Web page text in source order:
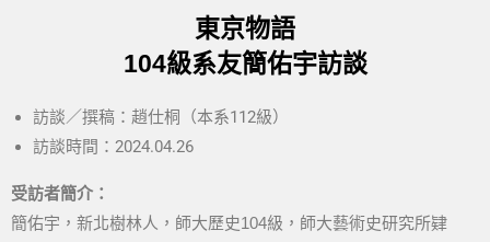
東京物語
104級系友簡佑宇訪談
訪談／撰稿：趙仕桐（本系112級）
訪談時間：2024.04.26
受訪者簡介：
簡佑宇，新北樹林人，師大歷史104級，師大藝術史研究所肄